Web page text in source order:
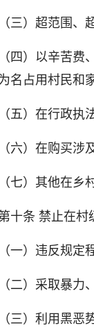
）超范围、超
）以辛苦费、
名占用村民和
）在行政执法
）在购买涉及
）其他在乡村
条 禁止在村级
）违反规定程
）采取暴力、
）利用黑恶势